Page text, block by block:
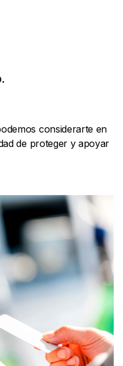
considerarte en
de proteger y apoyar